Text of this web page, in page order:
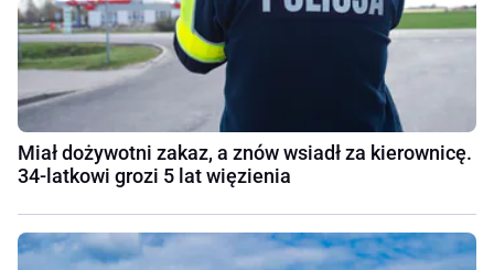
Miał dożywotni zakaz, a znów wsiadł za kierownicę.
34-latkowi grozi 5 lat więzienia